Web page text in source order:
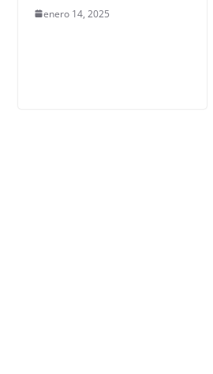
enero 14, 2025